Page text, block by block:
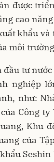
được
cao
khẩu và
môi
đầu tư
nghiệp
như:
Công
Khu
của
Seshin